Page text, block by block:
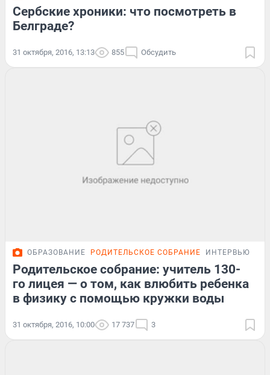
Сербские хроники: что посмотреть в
Белграде?
31 октября, 2016, 13:13 855 Обсудить
ОБРАЗОВАНИЕ РОДИТЕЛЬСКОЕ СОБРАНИЕ ИНТЕРВЬЮ
Родительское собрание: учитель 130-
го лицея — о том, как влюбить ребенка
в физику с помощью кружки воды
31 октября, 2016, 10:00 17 737 3